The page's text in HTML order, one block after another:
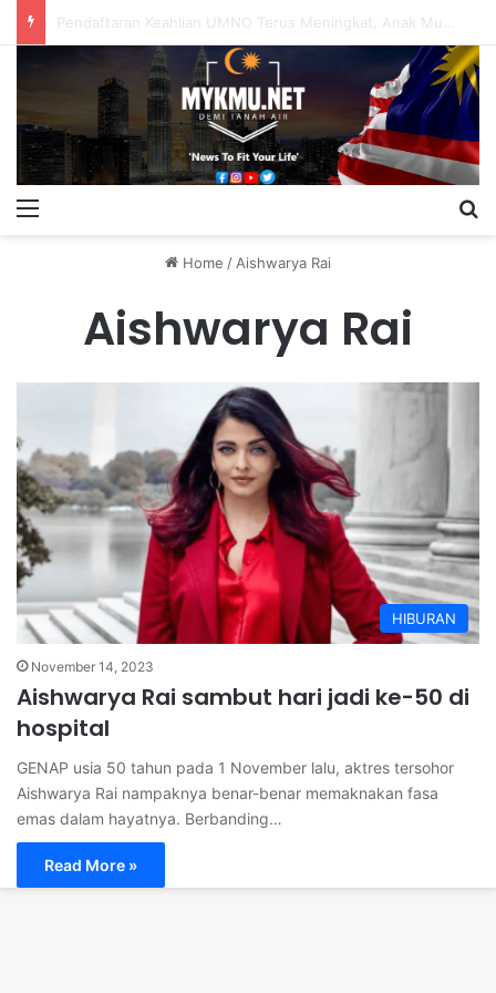
Home / Aishwarya Rai
Aishwarya Rai
HIBURAN
November 14, 2023
Aishwarya Rai sambut hari jadi ke-50 di
hospital
GENAP usia 50 tahun pada 1 November lalu, aktres tersohor
Aishwarya Rai nampaknya benar-benar memaknakan fasa
emas dalam hayatnya. Berbanding…
Read More »